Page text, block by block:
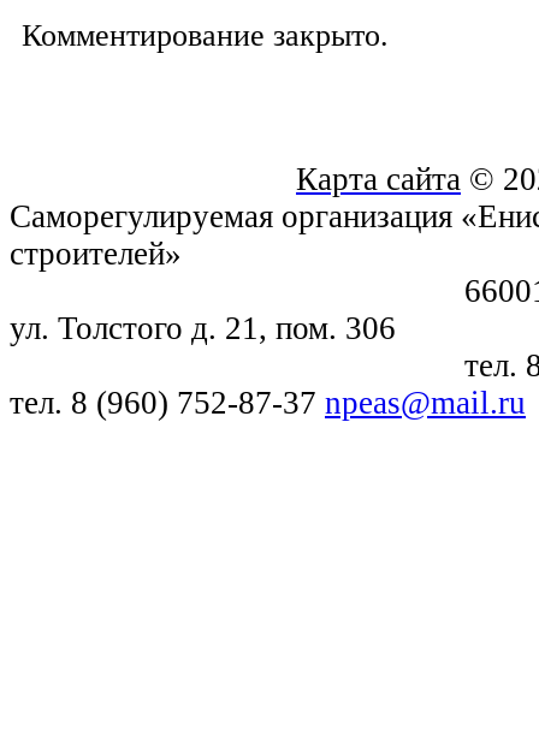
Комментирование закрыто.
Карта сайта ©
Саморегулируемая организация
строителей»
660018, г.
ул. Толстого д. 21, пом. 306
тел. 8 (391)
тел. 8 (960) 752-87-37 npeas@mail.ru